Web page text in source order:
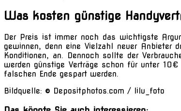
Was kosten günstige
Der Preis ist immer noch das wichtigste
gewinnen, denn eine Vielzahl neuer
Konditionen, an. Dennoch sollte der
werden günstige Verträge schon für unter
falschen Ende gespart werden.
Bildquelle: © Depositphotos.com / lilu_foto